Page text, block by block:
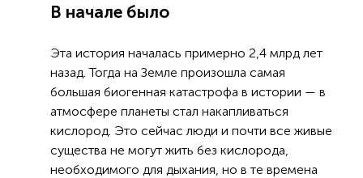
В начале было
Эта история началась примерно 2,4 млрд лет
назад. Тогда на Земле произошла самая
большая биогенная катастрофа в истории — в
атмосфере планеты стал накапливаться
кислород. Это сейчас люди и почти все живые
существа не могут жить без кислорода,
необходимого для дыхания, но в те времена